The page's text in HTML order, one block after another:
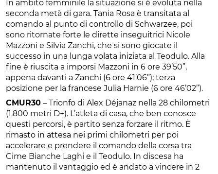
In ambito femminile la situazione si è evoluta nella
seconda metà di gara. Tania Rosa è transitata al
comando al punto di controllo di Schwarzee, poi
sono ritornate forte le dirette inseguitrici Nicole
Mazzoni e Silvia Zanchi, che si sono giocate il
successo in una lunga volata iniziata al Teodulo. Alla
fine è riuscita a imporsi Mazzoni in 6 ore 39’50”,
appena davanti a Zanchi (6 ore 41’06”); terza
posizione per la francese Julia Harnie (6 ore 46’02”).
CMUR30 – Trionfo di Alex Déjanaz nella 28 chilometri
(1.800 metri D+). L’atleta di casa, che ben conosce
questi percorsi, è partito senza forzare il ritmo. È
rimasto in attesa nei primi chilometri per poi
accelerare e prendere il comando della corsa tra
Cime Bianche Laghi e il Teodulo. In discesa ha
mantenuto il vantaggio ed è andato a vincere in 2